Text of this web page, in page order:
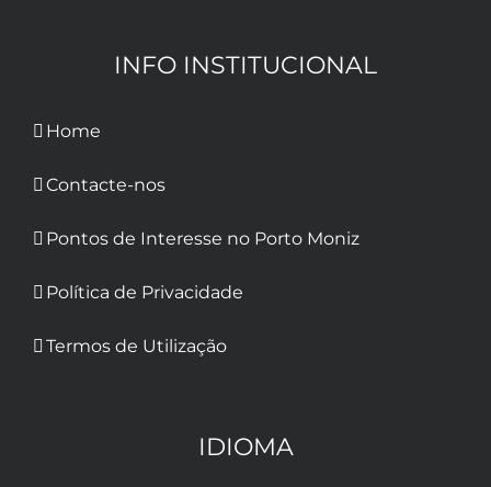
INFO INSTITUCIONAL
Home
Contacte-nos
Pontos de Interesse no Porto Moniz
Política de Privacidade
Termos de Utilização
IDIOMA